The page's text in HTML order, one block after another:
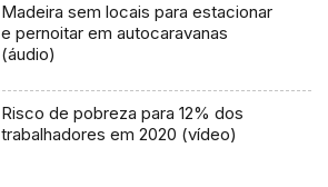
Madeira sem locais para estacionar
e pernoitar em autocaravanas
(áudio)
Risco de pobreza para 12% dos
trabalhadores em 2020 (vídeo)